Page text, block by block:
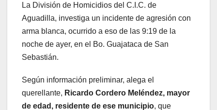
La División de Homicidios del C.I.C. de
Aguadilla, investiga un incidente de agresión con
arma blanca, ocurrido a eso de las 9:19 de la
noche de ayer, en el Bo. Guajataca de San
Sebastián.
Según información preliminar, alega el
querellante, Ricardo Cordero Meléndez, mayor
de edad, residente de ese municipio, que